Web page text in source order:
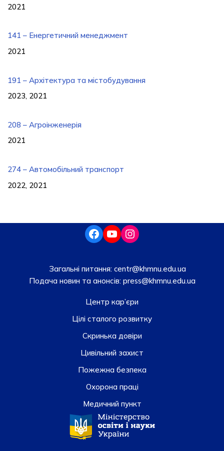
2021
141 – Енергетичний менеджмент
2021
191 – Архітектура та містобудування
2023, 2021
208 – Агроінженерія
2021
274 – Автомобільний транспорт
2022, 2021
Загальні питання: centr@khmnu.edu.ua
Подача новин та анонсів:press@khmnu.edu.ua
Центр кар’єри
Цілі сталого розвитку
Скринька довiри
Цивільний захист
Пожежна безпека
Охорона праці
Медичний пункт